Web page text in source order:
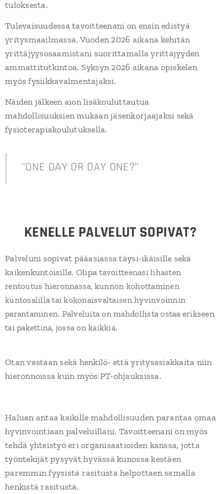
tuloksesta.
Tulevaisuudessa tavoitteenani on ensin edistyä
yritysmaailmassa. Vuoden 2026 aikana kehitän
yrittäjyysosaamistani suorittamalla yrittäjyyden
ammattitutkintoa. Syksyn 2026 aikana opiskelen
myös fysiikkavalmentajaksi.
Näiden jälkeen aion lisäkouluttautua
mahdollisuuksien mukaan jäsenkorjaajaksi sekä
fysioterapiakoulutuksella.
"ONE DAY OR DAY ONE?"
KENELLE PALVELUT SOPIVAT?
Palveluni sopivat pääasiassa täysi-ikäisille sekä
kaikenkuntoisille. Olipatavoitteenasi lihasten
rentoutus hieronnassa, kunnon kohottaminen
kuntosalilla tai kokonaisvaltaisen hyvinvoinnin
parantaminen. Palveluita on mahdollista ostaa erikseen
tai pakettina, jossa on kaikkia.
Otan vastaan sekä henkilö- että yritysasiakkaita niin
hieronnoissa kuin myös PT-ohjauksissa.
Haluan antaa kaikille mahdollisuuden parantaa omaa
hyvinvointiaan palveluillani. Tavoitteenani on myös
tehdä yhteistyö eri organisaatioiden kanssa, jotta
työntekijät pysyvät hyvässä kunossa kestäen
paremmin fyysistä rasitusta helpottaen samalla
henkistä rasitusta.